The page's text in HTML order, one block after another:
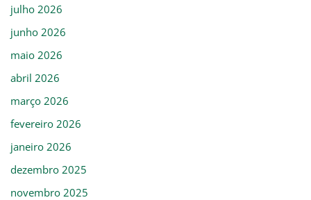
julho 2026
junho 2026
maio 2026
abril 2026
março 2026
fevereiro 2026
janeiro 2026
dezembro 2025
novembro 2025